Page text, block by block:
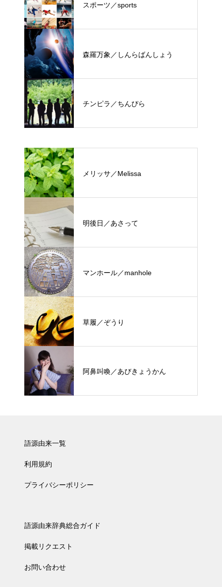
スポーツ／sports
森羅万象／しんらばんしょう
チンピラ／ちんぴら
メリッサ／Melissa
明後日／あさって
マンホール／manhole
草履／ぞうり
阿鼻叫喚／あびきょうかん
語源由来一覧
利用規約
プライバシーポリシー
語源由来辞典総合ガイド
掲載リクエスト
お問い合わせ